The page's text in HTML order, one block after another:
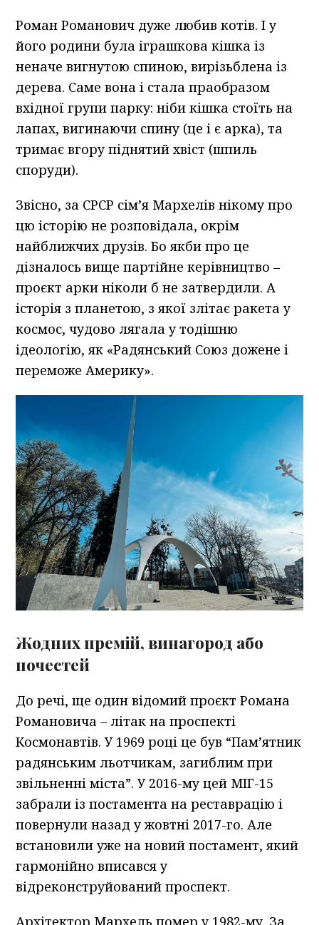
Роман Романович дуже любив котів. І у
його родини була іграшкова кішка із
неначе вигнутою спиною, вирізьблена із
дерева. Саме вона і стала праобразом
вхідної групи парку: ніби кішка стоїть на
лапах, вигинаючи спину (це і є арка), та
тримає вгору піднятий хвіст (шпиль
споруди).
Звісно, за СРСР сім’я Мархелів нікому про
цю історію не розповідала, окрім
найближчих друзів. Бо якби про це
дізналось вище партійне керівництво –
проєкт арки ніколи б не затвердили. А
історія з планетою, з якої злітає ракета у
космос, чудово лягала у тодішню
ідеологію, як «Радянський Союз дожене і
переможе Америку».
Жодних премій, винагород або
почестей
До речі, ще один відомий проєкт Романа
Романовича – літак на проспекті
Космонавтів. У 1969 році це був “Пам’ятник
радянським льотчикам, загиблим при
звільненні міста”. У 2016-му цей МІГ-15
забрали із постамента на реставрацію і
повернули назад у жовтні 2017-го. Але
встановили уже на новий постамент, який
гармонійно вписався у
відреконструйований проспект.
Архітектор Мархель помер у 1982-му. За